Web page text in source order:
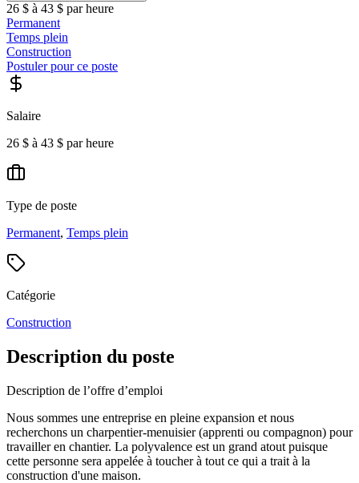
26 $ à 43 $ par heure
Permanent
Temps plein
Construction
Postuler pour ce poste
Salaire
26 $ à 43 $ par heure
Type de poste
Permanent, Temps plein
Catégorie
Construction
Description du poste
Description de l’offre d’emploi
Nous sommes une entreprise en pleine expansion et nous
recherchons un charpentier-menuisier (apprenti ou compagnon) pour
travailler en chantier. La polyvalence est un grand atout puisque
cette personne sera appelée à toucher à tout ce qui a trait à la
construction d'une maison.